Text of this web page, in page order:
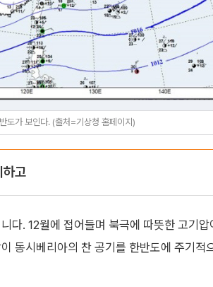
도가 보인다. (출처=기상청 홈페이지)
하고
다. 12월에 접어들며 북극에 따뜻한 고기
동시베리아의 찬 공기를 한반도에 주기적